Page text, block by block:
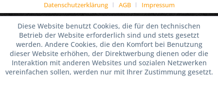
Datenschutzerklärung
AGB Impressum
Diese Website benutzt Cookies, die für den technischen
Betrieb der Website erforderlich sind und stets gesetzt
werden. Andere Cookies, die den Komfort bei Benutzung
dieser Website erhöhen, der Direktwerbung dienen oder die
Interaktion mit anderen Websites und sozialen Netzwerken
vereinfachen sollen, werden nur mit Ihrer Zustimmung gesetzt.